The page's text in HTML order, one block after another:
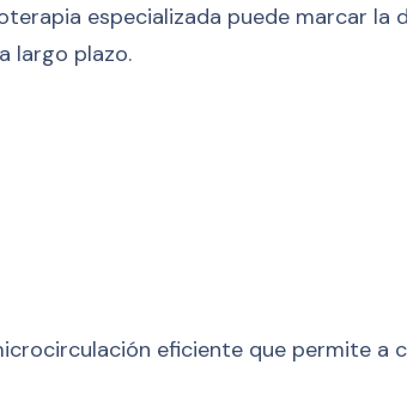
especializada puede marcar la
largo plazo.
eficiente que permite a